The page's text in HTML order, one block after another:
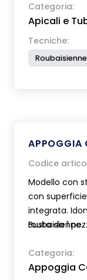
Categoria:
Apicali e
Tecniche:
Roubaisienne
APPOGGIA
Codice
Modello con
con
integrata.
roubaisienne.
Busta da 1
Categoria:
Appoggia